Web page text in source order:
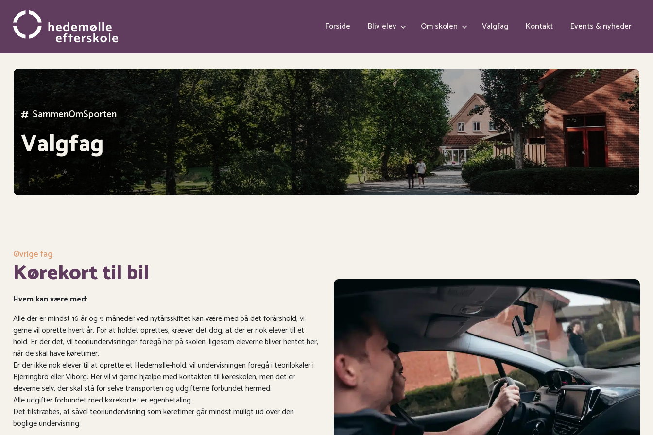
hovedindhold
Forside Bliv elev Om skolen Valgfag Kontakt Events & nyheder
# SammenOmMusikken
Valgfag
Øvrige fag
Kørekort til bil
Hvem kan være med:
Alle der er mindst 16 år og 9 måneder ved nytårsskiftet kan være med på det forårshold, vi
gerne vil oprette hvert år. For at holdet oprettes, kræver det dog, at der er nok elever til et
hold. Er der det, vil teoriundervisningen foregå her på skolen, ligesom eleverne bliver hentet her,
når de skal have køretimer.
Er der ikke nok elever til at oprette et Hedemølle-hold, vil undervisningen foregå i teorilokaler i
Bjerringbro eller Viborg. Her vil vi gerne hjælpe med kontakten til køreskolen, men det er
eleverne selv, der skal stå for selve transporten og udgifterne forbundet hermed.
Alle udgifter forbundet med kørekortet er egenbetaling.
Det tilstræbes, at såvel teoriundervisning som køretimer går mindst muligt ud over den
boglige undervisning.